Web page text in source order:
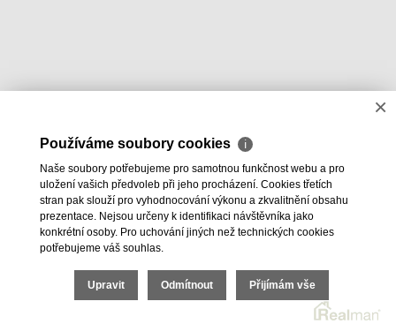
×
Používáme soubory cookies ℹ
Naše soubory potřebujeme pro samotnou funkčnost webu a pro
uložení vašich předvoleb při jeho procházení. Cookies třetích
stran pak slouží pro vyhodnocování výkonu a zkvalitnění obsahu
prezentace. Nejsou určeny k identifikaci návštěvníka jako
konkrétní osoby. Pro uchování jiných než technických cookies
potřebujeme váš souhlas.
Upravit Odmítnout Přijímám vše